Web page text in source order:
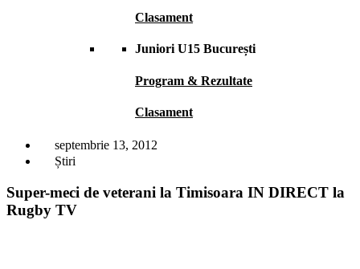
Clasament
Juniori U15 București
Program & Rezultate
Clasament
septembrie 13, 2012
Știri
Super-meci de veterani la Timisoara IN DIRECT la
Rugby TV